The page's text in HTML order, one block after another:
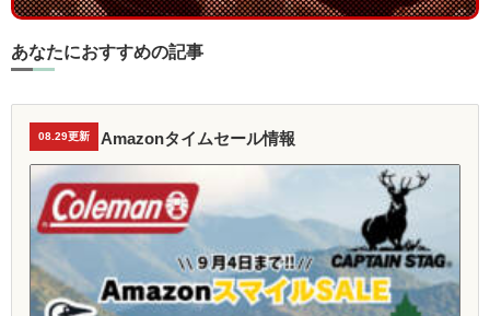
あなたにおすすめの記事
08.29更新 Amazonタイムセール情報